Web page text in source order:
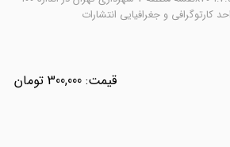
300,000